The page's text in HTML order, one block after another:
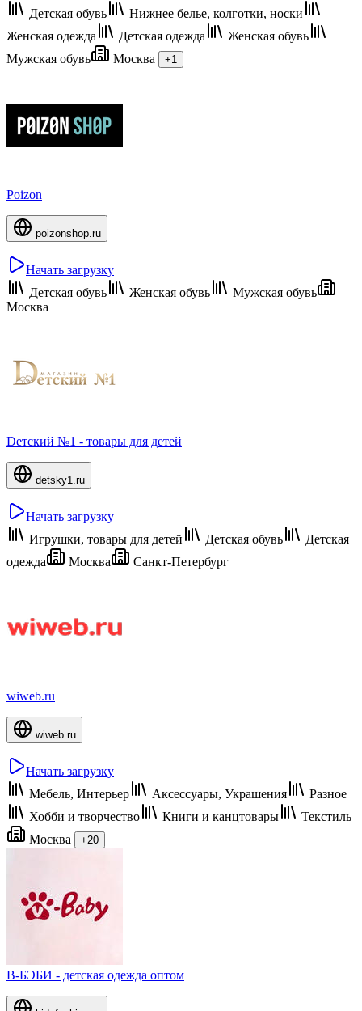
Детская обувь
Нижнее белье, колготки, носки
Женская одежда
Детская одежда
Женская обувь
Мужская обувь
Москва +1
Poizon
poizonshop.ru
Начать загрузку
Детская обувь
Женская обувь
Мужская обувь
Москва
Dетский №1 - товары для детей
detsky1.ru
Начать загрузку
Игрушки, товары для детей
Детская обувь
Детская
одежда
Москва Санкт-Петербург
wiweb.ru
wiweb.ru
Начать загрузку
Мебель, Интерьер
Аксессуары, Украшения
Разное
Хобби и творчество
Книги и канцтовары
Текстиль
Москва
+20
В-БЭБИ - детская одежда оптом